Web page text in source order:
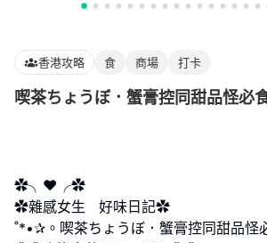
香港攻略 食 商場 打卡
喫茶ちょうぼ．蟹膏控同甜品怪必
✿╮❤╭✿
✿雜感女生 好味日記✿
˚*•✰。喫茶ちょうぼ．蟹膏控同甜品怪